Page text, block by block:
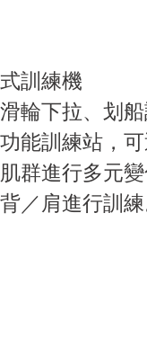
訓練機
輪下拉、划
能訓練站，
群進行多元
／肩進行訓練